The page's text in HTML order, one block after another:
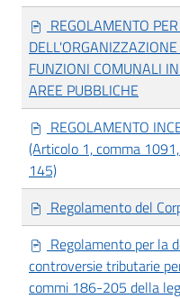
REGOLAMENTO
FUNZIONI COMUNALI
AREE PUBBLICHE
REGOLAMENTO
(Articolo 1, comma
145)
Regolamento del
Regolamento per la
controversie tributarie
commi 186-205 della